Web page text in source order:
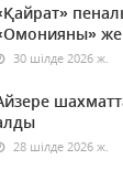
30 шілде 2026 ж.
28 шілде 2026 ж.